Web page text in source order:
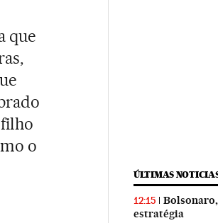
que
o
ÚLTIMAS
12:15
estratégia